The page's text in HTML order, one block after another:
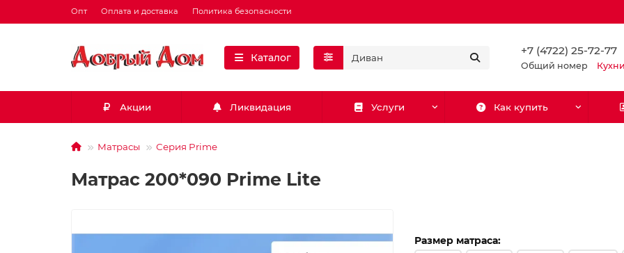
Опт Оплата и доставка Политика безопасности
Каталог
+7 (4722) 25-72-77
Общий номер Кухни
Акции Ликвидация Услуги Как купить
Матрасы Серия Prime
Матрас 200*090 Prime Lite
Размер матраса: